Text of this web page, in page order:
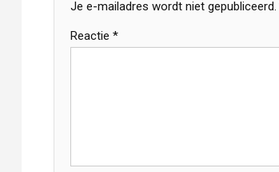
Je e-mailadres wordt niet gepubliceerd.
Reactie *